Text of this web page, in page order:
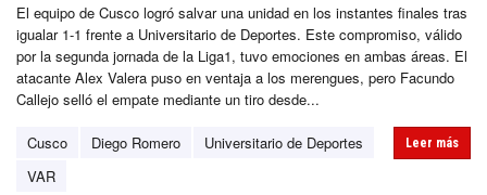
El equipo de Cusco logró salvar una unidad en los instantes finales tras
igualar 1-1 frente a Universitario de Deportes. Este compromiso, válido
por la segunda jornada de la Liga1, tuvo emociones en ambas áreas. El
atacante Alex Valera puso en ventaja a los merengues, pero Facundo
Callejo selló el empate mediante un tiro desde...
Cusco Diego Romero
Universitario de Deportes
VAR
Leer más